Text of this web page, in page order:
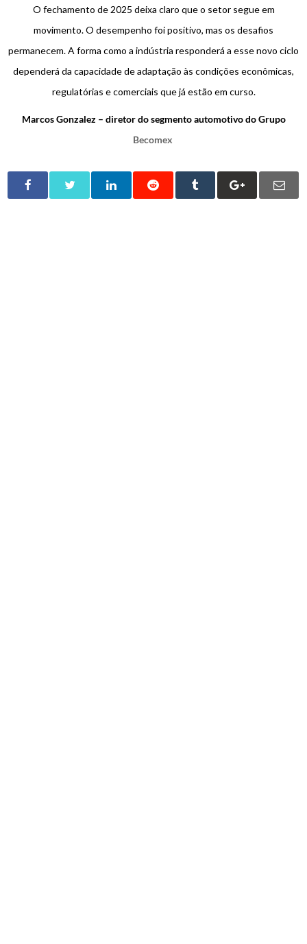
O fechamento de 2025 deixa claro que o setor segue em
movimento. O desempenho foi positivo, mas os desafios
permanecem. A forma como a indústria responderá a esse novo ciclo
dependerá da capacidade de adaptação às condições econômicas,
regulatórias e comerciais que já estão em curso.
Marcos Gonzalez – diretor do segmento automotivo do Grupo
Becomex